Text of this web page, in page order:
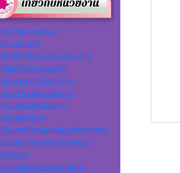
ประวัติความเป็นมา
อำนาจหน้าที่
สภาพทั่วไปและข้อมูลพื้นฐาน
วิสัยทัศน์และพันธกิจ
นโยบายการบริหารงาน
ยุทธศาสตร์การพัฒนา
โครงสร้างหน่วยงาน
ข้อมูลผู้บริหาร
นโยบายคุ้มครองข้อมูลส่วนบุคคล
ระเบียบ/กฎหมายที่เกี่ยวข้อง
ติดต่อเรา
รางวัลแห่งความภาคภูมิใจ